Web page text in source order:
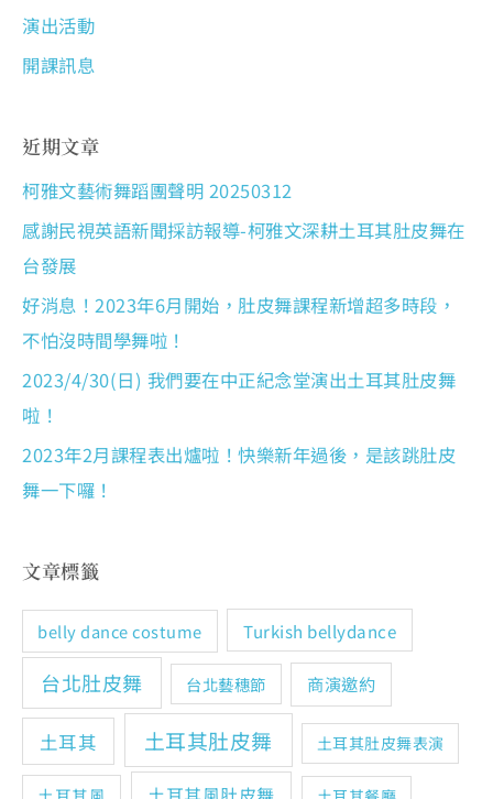
演出活動
開課訊息
近期文章
柯雅文藝術舞蹈團聲明 20250312
感謝民視英語新聞採訪報導-柯雅文深耕土耳其肚皮舞在
台發展
好消息！2023年6月開始，肚皮舞課程新增超多時段，
不怕沒時間學舞啦！
2023/4/30(日) 我們要在中正紀念堂演出土耳其肚皮舞
啦！
2023年2月課程表出爐啦！快樂新年過後，是該跳肚皮
舞一下囉！
文章標籤
belly dance costume Turkish bellydance
台北肚皮舞 台北藝穗節 商演邀約
土耳其 土耳其肚皮舞 土耳其肚皮舞表演